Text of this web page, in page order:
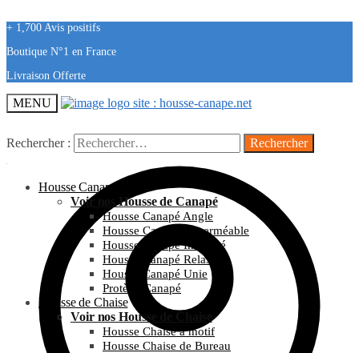
+ 1,700 Avis positifs
Boutique N°1 en France
Livraison Offerte
MENU
Rechercher :
Housse Canapé
Voir nos Housse de Canapé
Housse Canapé Angle
Housse Canapé Imperméable
Housse Canapé Imprimé
Housse Canapé Relax
Housse Canapé Unie
Protège Canapé
Housse de Chaise
Voir nos Housse de Chaise
Housse Chaise à motif
Housse Chaise de Bureau